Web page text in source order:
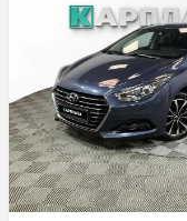
Сначала
Сначала
дороже
Пробег
Год новее
Год старше